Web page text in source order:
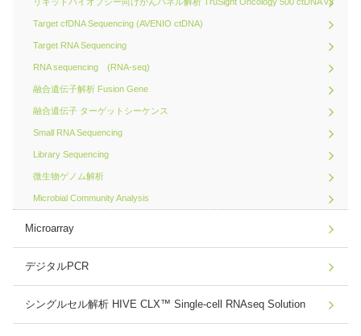
Target cfDNA Sequencing (AVENIO ctDNA)
Target RNA Sequencing
RNA sequencing (RNA-seq)
融合遺伝子解析 Fusion Gene
融合遺伝子 ターゲットシーケンス
Small RNA Sequencing
Library Sequencing
微生物ゲノム解析
Microbial Community Analysis
Microarray
デジタルPCR
シングルセル解析 HIVE CLX™ Single-cell RNAseq Solution